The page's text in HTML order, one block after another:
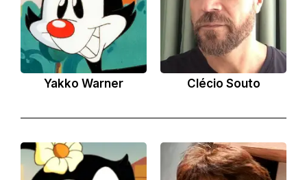
Yakko Warner Clécio Souto